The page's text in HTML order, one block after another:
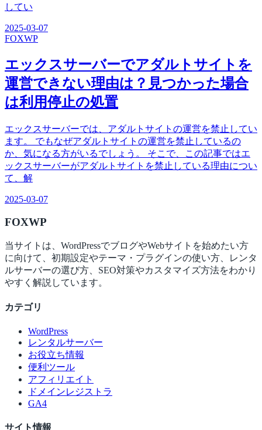
してい
2025-03-07
FOXWP
エックスサーバーでアダルトサイトを
運営できない理由は？見つかった場合
は利用停止の処置
エックスサーバーでは、アダルトサイトの運営を禁止してい
ます。 でもなぜアダルトサイトの運営を禁止しているの
か、気になる方がいるでしょう。 そこで、この記事ではエ
ックスサーバーがアダルトサイトを禁止している理由につい
て、解
2025-03-07
FOXWP
当サイトは、WordPressでブログやWebサイトを始めたい方
に向けて、初期設定やテーマ・プラグインの使い方、レンタ
ルサーバーの選び方、SEO対策やカスタマイズ方法をわかり
やすく解説しています。
カテゴリ
WordPress
レンタルサーバー
お役立ち情報
便利ツール
アフィリエイト
ドメインレジストラ
GA4
サイト情報